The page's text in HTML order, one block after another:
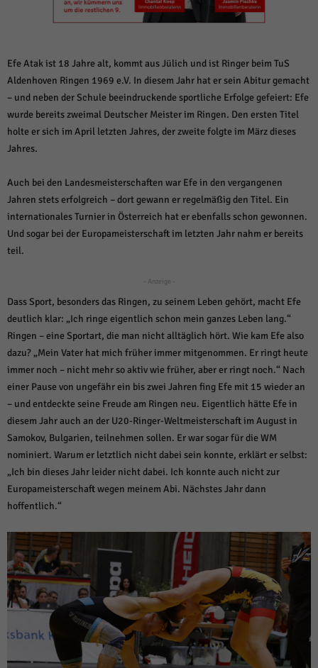
Efe Atak ist 18 Jahre alt, kommt aus Jülich und ist Ringer beim TuS
Aldenhoven Ringen 1969 e.V. In diesem Jahr hat er sein Abitur gemacht
– und neben der Schule beeindruckende sportliche Erfolge gefeiert: Efe
wurde bereits zweimal Deutscher Meister im Ringen. Den ersten Titel
holte er sich im April letzten Jahres, der zweite folgte im März dieses
Jahres.
Auch bei den Landesmeisterschaften war Efe in den vergangenen
Jahren stets erfolgreich – dort gewann er regelmäßig den Titel. Ein
internationales Turnier in Österreich hat er ebenfalls schon gewonnen.
Und sogar bei der Europameisterschaft im letzten Jahr nahm er bereits
teil.
- Anzeige -
Dass Sport, besonders das Ringen, zu seinem Leben gehört, macht Efe
deutlich klar: „Ich ringe eigentlich schon mein ganzes Leben lang.“
Ringen – eine Sportart, die man nicht alltäglich hört. Wie kam Efe also
dazu? „Mein Vater hat mich früher immer mitgenommen. Er ringt heute
immer noch – nicht mehr so aktiv wie früher, aber er ringt noch.“ Nach
einer Pause von ungefähr ein bis zwei Jahren fing Efe mit 15 wieder an
– und entdeckte seine Freude am Ringen neu. Eigentlich hätte Efe in
diesem Jahr auch an der U20-Ringer-Weltmeisterschaft im August in
Samokov, Bulgarien, teilnehmen sollen. Er war sogar für die WM
nominiert. Warum er letztlich nicht dabei sein konnte, erklärt er selbst:
„Ich bin dieses Jahr leider nicht dabei. Ich konnte auch nicht zur
Europameisterschaft wegen meinem Abi. Nächstes Jahr dann
hoffentlich.“
Datenschutzeinstellungen
Essenziell (1)
Essenzielle Cookies ermöglichen grundlegende Funktionen und sind für die
einwandfreie Funktion der Website erforderlich.
Statistiken (1)
Statistik Cookies erfassen Informationen anonym. Diese Informationen helfen
uns zu verstehen, wie unsere Besucher unsere Website nutzen.
Cookie-Informationen anzeigen
um personalisierte Werbung anzuzeigen. Sie tun dies, indem sie Besucher
über Websites hinweg verfolgen.
Cookie-Informationen anzeigen
Externe Medien (6)
Inhalte von Videoplattformen und Social-Media-Plattformen werden
standardmäßig blockiert. Wenn Cookies von externen Medien akzeptiert
werden, bedarf der Zugriff auf diese Inhalte keiner manuellen Einwilligung
Cookie-Informationen anzeigen
powered by Borlabs Cookie Datenschutzerklärung Impressum